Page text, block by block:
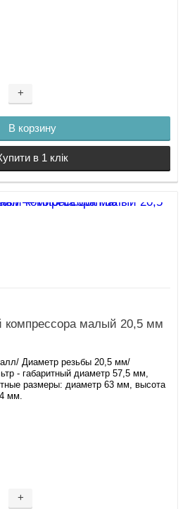
+
В корзину
в 1 клік
компрессора малый 20,5 мм
Диаметр резьбы 20,5 мм/
- габаритный диаметр 57,5 мм,
размеры: диаметр 63 мм, высота
мм.
+